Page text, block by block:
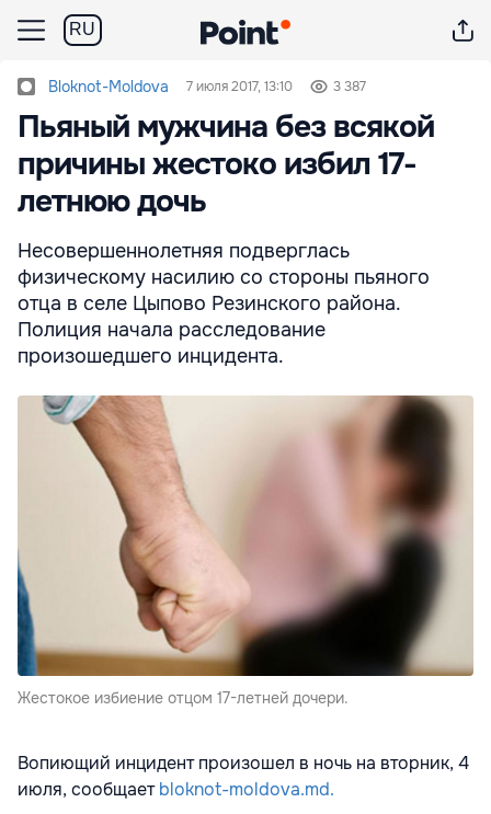
RU
Bloknot-Moldova 7 июля 2017, 13:10 3 387
Пьяный мужчина без всякой
причины жестоко избил 17-
летнюю дочь
Несовершеннолетняя подверглась
физическому насилию со стороны пьяного
отца в селе Цыпово Резинского района.
Полиция начала расследование
произошедшего инцидента.
Жестокое избиение отцом 17-летней дочери.
Вопиющий инцидент произошел в ночь на вторник, 4
июля, сообщаетbloknot-moldova.md.